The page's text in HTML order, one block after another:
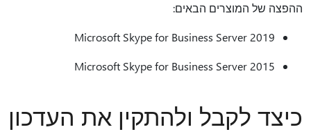
ההפצה של המוצרים הבאים:
Microsoft Skype for Business Server 2019
Microsoft Skype for Business Server 2015
כיצד לקבל ולהתקין את העדכון